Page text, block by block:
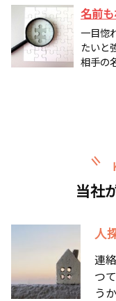
名前
一目惚
たいと
相手の
当社
人
連
つ
う